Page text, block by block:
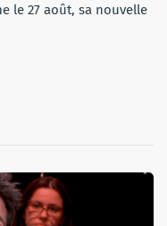
le 27 août, sa nouvelle